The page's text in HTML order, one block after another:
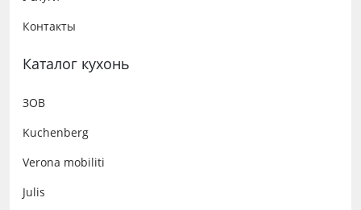
Контакты
Каталог кухонь
ЗОВ
Kuchenberg
Verona mobiliti
Julis